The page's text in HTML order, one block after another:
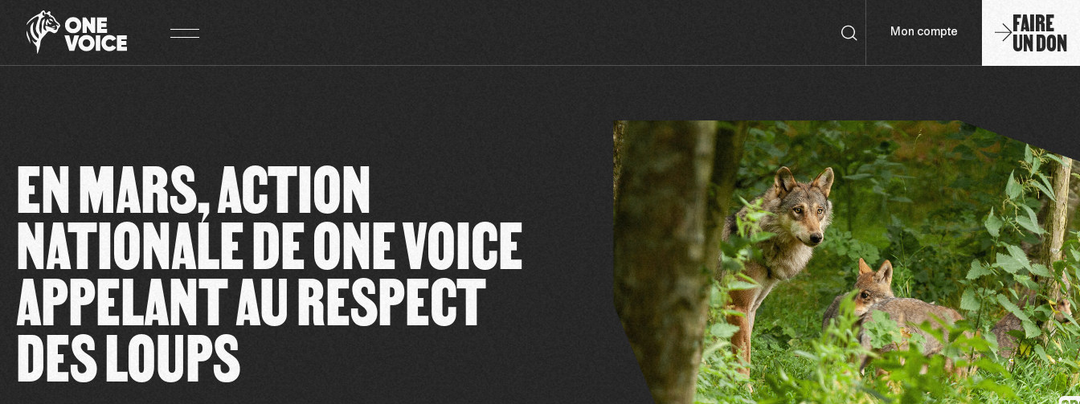
Mon compte FAIRE
UN DON
EN MARS, ACTION
NATIONALE DE ONE VOICE
APPELANT AU RESPECT
DES LOUPS